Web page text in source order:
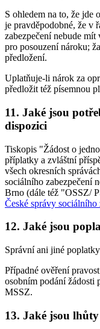
S ohledem na to, že jde
je pravděpodobné, že v
zabezpečení nebude
pro posouzení nároku;
předložení.
Uplatňuje-li nárok za
předložit též písemnou
11. Jaké jsou
dispozici
Tiskopis "Žádost o
příplatky a zvláštní
všech okresních
sociálního zabezpečení
Brno (dále též "OSSZ/
České správy sociálního
12. Jaké jsou
Správní ani jiné
Případné ověření
osobním podání žádosti
MSSZ.
13. Jaké jsou